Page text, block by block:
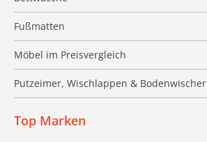
Fußmatten
Möbel im Preisvergleich
Putzeimer, Wischlappen & Bodenwischer
Top Marken